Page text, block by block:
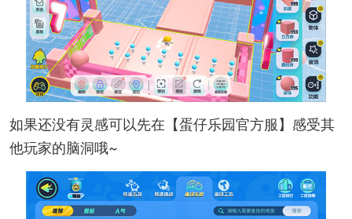
如果还没有灵感可以先在【蛋仔乐园官方服】感受其
他玩家的脑洞哦~